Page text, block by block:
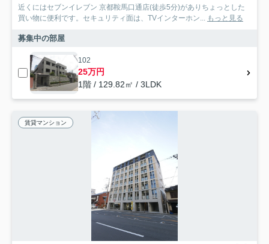
近くにはセブンイレブン 京都鞍馬口通店(徒歩5分)がありちょっとした
買い物に便利です。セキュリティ面は、TVインターホン... もっと見る
募集中の部屋
102
25万円
1階 / 129.82㎡ / 3LDK
賃貸マンション